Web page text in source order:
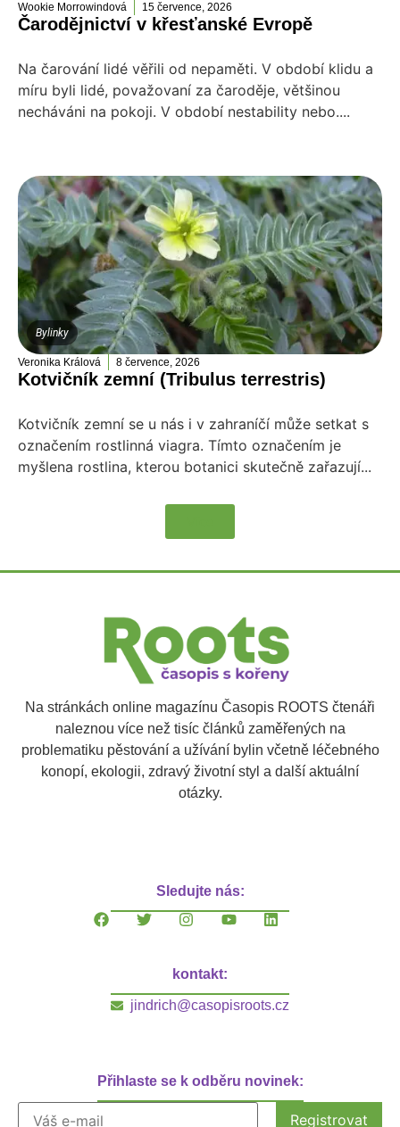
Wookie Morrowindová 15 července, 2026
Čarodějnictví v křesťanské Evropě
Na čarování lidé věřili od nepaměti. V období klidu a
míru byli lidé, považovaní za čaroděje, většinou
necháváni na pokoji. V období nestability nebo....
Bylinky
Veronika Králová 8 července, 2026
Kotvičník zemní (Tribulus terrestris)
Kotvičník zemní se u nás i v zahraníčí může setkat s
označením rostlinná viagra. Tímto označením je
myšlena rostlina, kterou botanici skutečně zařazují...
Na stránkách online magazínu Časopis ROOTS čtenáři
naleznou více než tisíc článků zaměřených na
problematiku pěstování a užívání bylin včetně léčebného
konopí, ekologii, zdravý životní styl a další aktuální
otázky.
Sledujte nás:
kontakt:
jindrich@casopisroots.cz
Přihlaste se k odběru novinek: